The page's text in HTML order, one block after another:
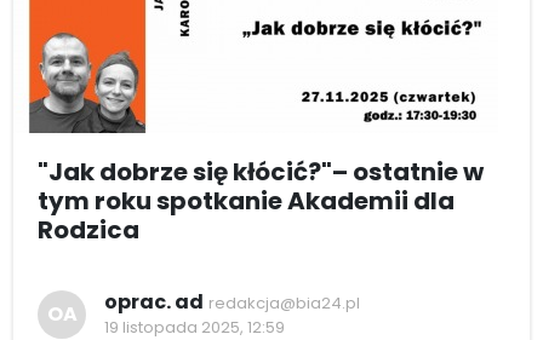
"Jak dobrze się kłócić?"– ostatnie w
tym roku spotkanie Akademii dla
Rodzica
OA oprac. ad redakcja@bia24.pl
19 listopada 2025, 12:59